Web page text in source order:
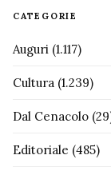
CATEGORIE
Auguri (1.117)
Cultura (1.239)
Dal Cenacolo
Editoriale (485)